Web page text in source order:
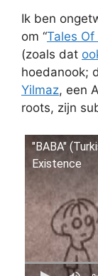
Ik ben
om “Tales Of
(zoals dat
hoedanook;
Yilmaz, een
roots, zijn
"BABA"
Existence